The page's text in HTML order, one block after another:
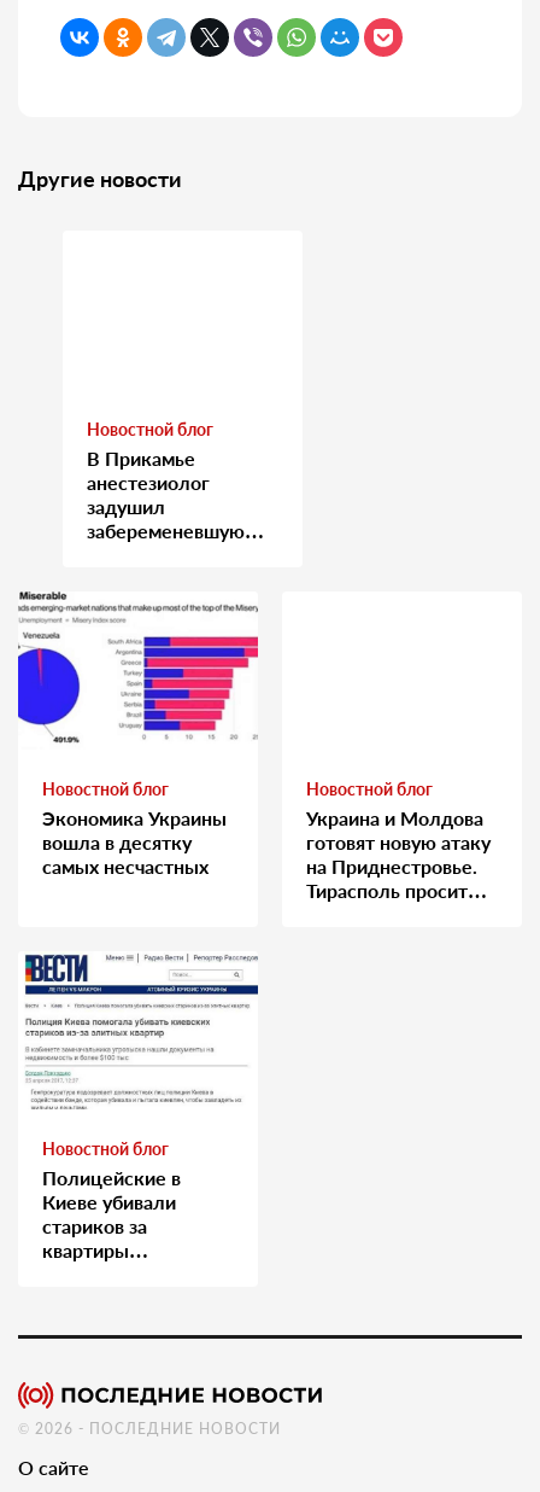
Другие новости
Новостной блог
В Прикамье
анестезиолог
задушил
забеременевшую
Новостной блог
Экономика Украины
вошла в десятку
самых несчастных
Новостной блог
Украина и Молдова
готовят новую атаку
на Приднестровье.
Тирасполь просит
Новостной блог
Полицейские в
Киеве убивали
стариков за
квартиры…
© 2026 - ПОСЛЕДНИЕ НОВОСТИ
О сайте